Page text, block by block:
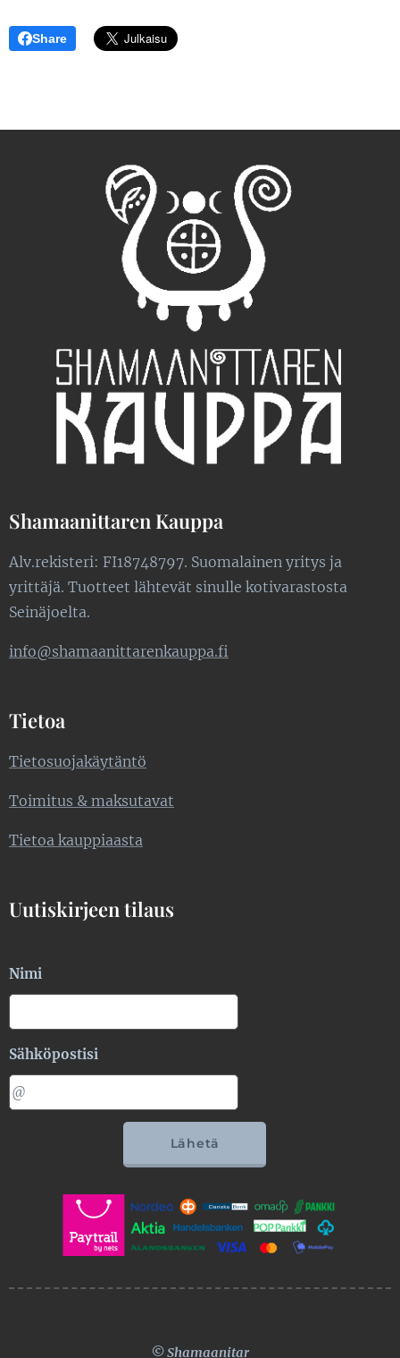
Share
Shamaanittaren Kauppa
Alv.rekisteri: FI18748797. Suomalainen yritys ja
yrittäjä. Tuotteet lähtevät sinulle kotivarastosta
Seinäjoelta.
info@shamaanittarenkauppa.fi
Tietoa
Tietosuojakäytäntö
Toimitus & maksutavat
Tietoa kauppiaasta
Uutiskirjeen tilaus
Nimi
Sähköpostisi
Lähetä
© Shamaanitar